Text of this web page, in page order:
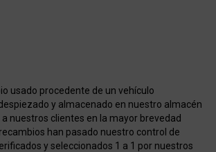
usado procedente de un vehículo
y almacenado en nuestro almacén
nuestros clientes en la mayor brevedad
han pasado nuestro control de
y seleccionados 1 a 1 por nuestros